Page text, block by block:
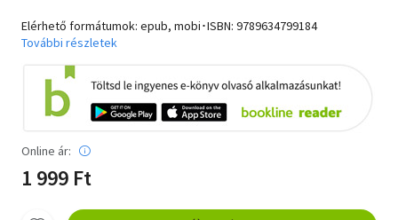
Elérhető formátumok: epub, mobi･ISBN: 9789634799184
További részletek
Online ár:
1 999 Ft